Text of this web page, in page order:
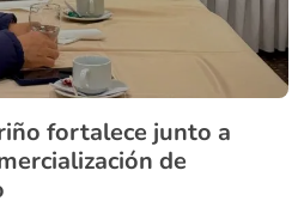
fortalece junto a
de